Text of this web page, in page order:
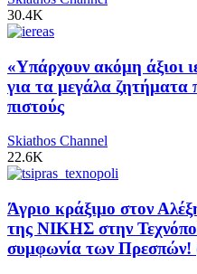
30.4K
«Υπάρχουν ακόμη άξιοι
για τα μεγάλα ζητήματα
πιστούς
Skiathos Channel
22.6K
Άγριο κράξιμο στον
της ΝΙΚΗΣ στην
συμφωνία των Πρεσπών!